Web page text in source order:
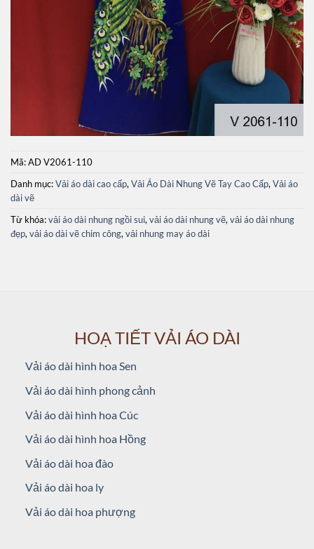
Mã:AD V2061-110
Danh mục:Vải áo dài cao cấp, Vải Áo Dài Nhung Vẽ Tay Cao Cấp, Vải áo
dài vẽ
Từ khóa:vải áo dài nhung ngồi sui, vải áo dài nhung vẽ, vải áo dài nhung
đẹp, vải áo dài vẽ chim công, vải nhung may áo dài
HOẠ TIẾT VẢI ÁO DÀI
Vải áo dài hình hoa Sen
Vải áo dài hình phong cảnh
Vải áo dài hình hoa Cúc
Vải áo dài hình hoa Hồng
Vải áo dài hoa đào
Vải áo dài hoa ly
Vải áo dài hoa phượng